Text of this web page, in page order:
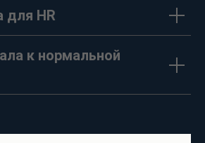
для HR
к нормальной